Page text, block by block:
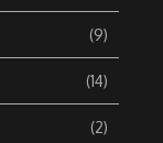
(9)
(14)
(2)